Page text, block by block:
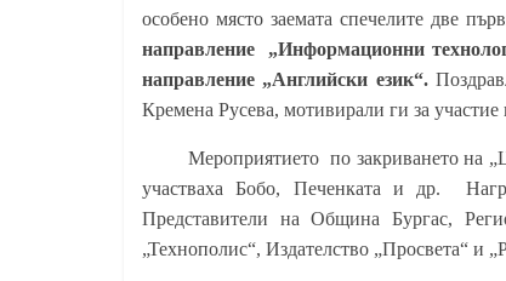
особено място заемата спечелите две
направление
„Информационни
направление „Английски език“.
Кремена Русева, мотивирали ги за
Мероприятието по закриването на
участваха Бобо, Печенката и др.
Представители на Община Бургас,
„Технополис“, Издателство „Просвета“ и